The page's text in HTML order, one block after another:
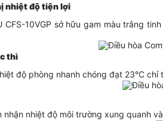
nhiệt độ tiện lợi
10VGP sở hữu gam màu trắng
thì
độ phòng nhanh chóng đạt 23°C
nhiệt độ môi trường xung quanh